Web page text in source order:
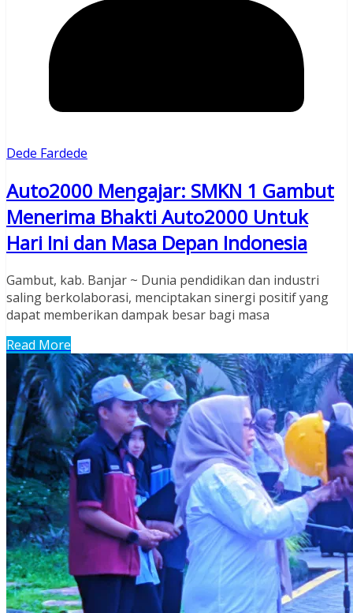
Dede Fardede
Auto2000 Mengajar: SMKN 1 Gambut
Menerima Bhakti Auto2000 Untuk
Hari Ini dan Masa Depan Indonesia
Gambut, kab. Banjar ~ Dunia pendidikan dan industri
saling berkolaborasi, menciptakan sinergi positif yang
dapat memberikan dampak besar bagi masa
Read More